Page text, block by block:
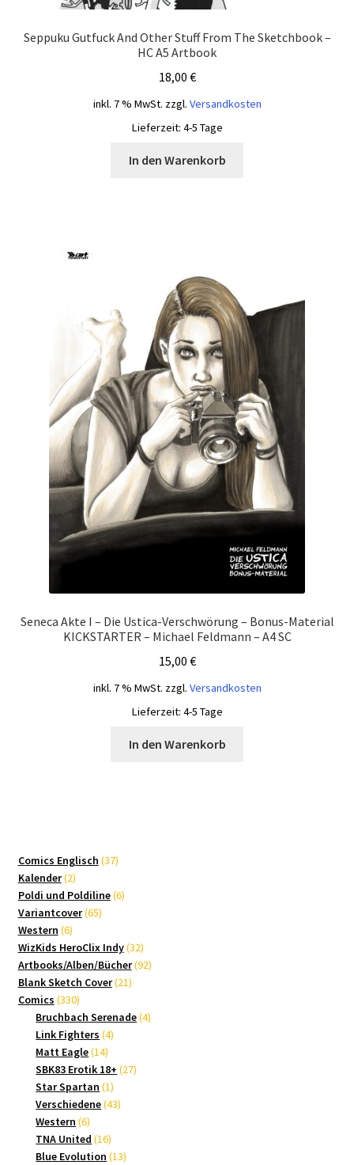
Seppuku Gutfuck And Other Stuff From The Sketchbook –
HC A5 Artbook
18,00 €
inkl. 7 % MwSt. zzgl. Versandkosten
Lieferzeit: 4-5 Tage
In den Warenkorb
Seneca Akte I – Die Ustica-Verschwörung – Bonus-Material
KICKSTARTER – Michael Feldmann – A4 SC
15,00 €
inkl. 7 % MwSt. zzgl. Versandkosten
Lieferzeit: 4-5 Tage
In den Warenkorb
Comics Englisch 3737
Kalender 22
Produkte
Poldi und Poldiline 66
Variantcover 6565
Western 66
Produkte
WizKids HeroClix Indy 3232
Produkte
Artbooks/Alben/Bücher 9292
Blank Sketch Cover 2121
Comics 330330
Produkte
Bruchbach Serenade 44
Link Fighters 44
Matt Eagle 1414
Produkte
SBK83 Erotik 18+ 2727
Star Spartan 11
Produkt
Verschiedene 4343
Western 66
Produkte
TNA United 1616
Produkte
Blue Evolution 1313